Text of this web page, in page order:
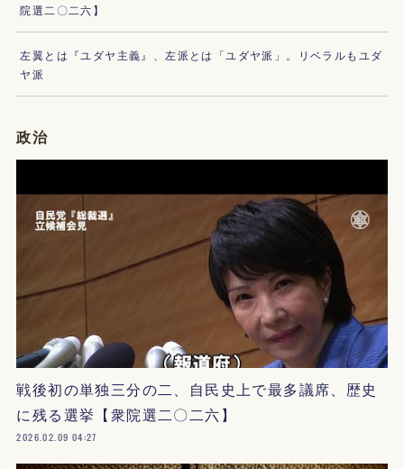
院選二〇二六】
左翼とは『ユダヤ主義』、左派とは「ユダヤ派」。リベラルもユダ
ヤ派
政治
戦後初の単独三分の二、自民史上で最多議席、歴史
に残る選挙【衆院選二〇二六】
2026.02.09 04:27